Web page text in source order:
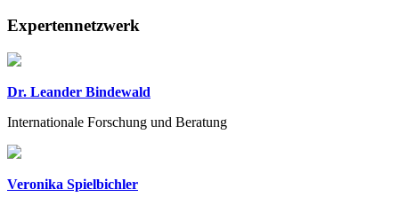
Expertennetzwerk
Dr. Leander Bindewald
Internationale Forschung und Beratung
Veronika Spielbichler